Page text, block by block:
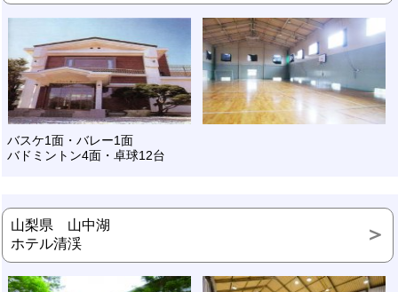
バスケ1面・バレー1面
バドミントン4面・卓球12台
山梨県 山中湖
ホテル清渓